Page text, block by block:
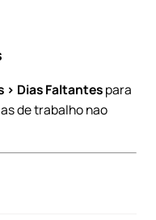
> Dias Faltantespara
de trabalho nao